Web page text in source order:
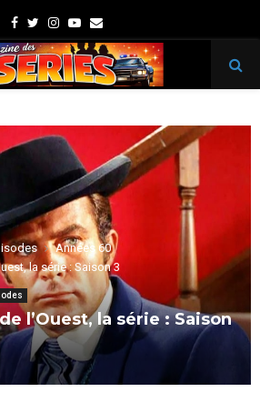
Facebook
TwitterInstagram
Youtube
Email
Années 60
la série : Saison 3
l’Ouest, la série : Saison